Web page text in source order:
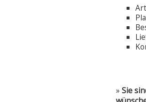
» Sie